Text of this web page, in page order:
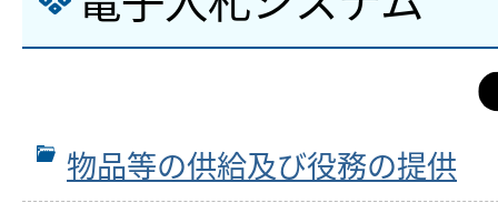
物品等の供給及び役務の提供